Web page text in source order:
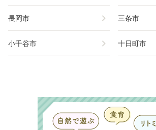
長岡市 chevron_right 三条市
小千谷市 chevron_right 十日町市